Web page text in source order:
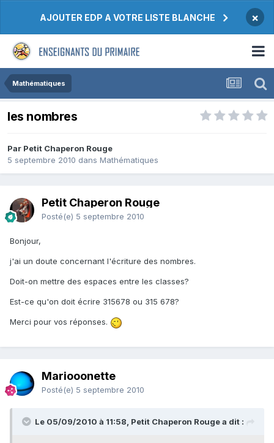
AJOUTER EDP A VOTRE LISTE BLANCHE ×
Mathématiques
les nombres
Par Petit Chaperon Rouge
5 septembre 2010 dans Mathématiques
Petit Chaperon Rouge
Posté(e) 5 septembre 2010
Bonjour,
j'ai un doute concernant l'écriture des nombres.
Doit-on mettre des espaces entre les classes?
Est-ce qu'on doit écrire 315678 ou 315 678?
Merci pour vos réponses.
Mariooonette
Posté(e) 5 septembre 2010
Le 05/09/2010 à 11:58, Petit Chaperon Rouge a dit :